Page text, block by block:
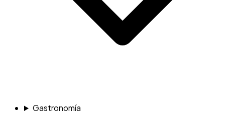
Gastronomía